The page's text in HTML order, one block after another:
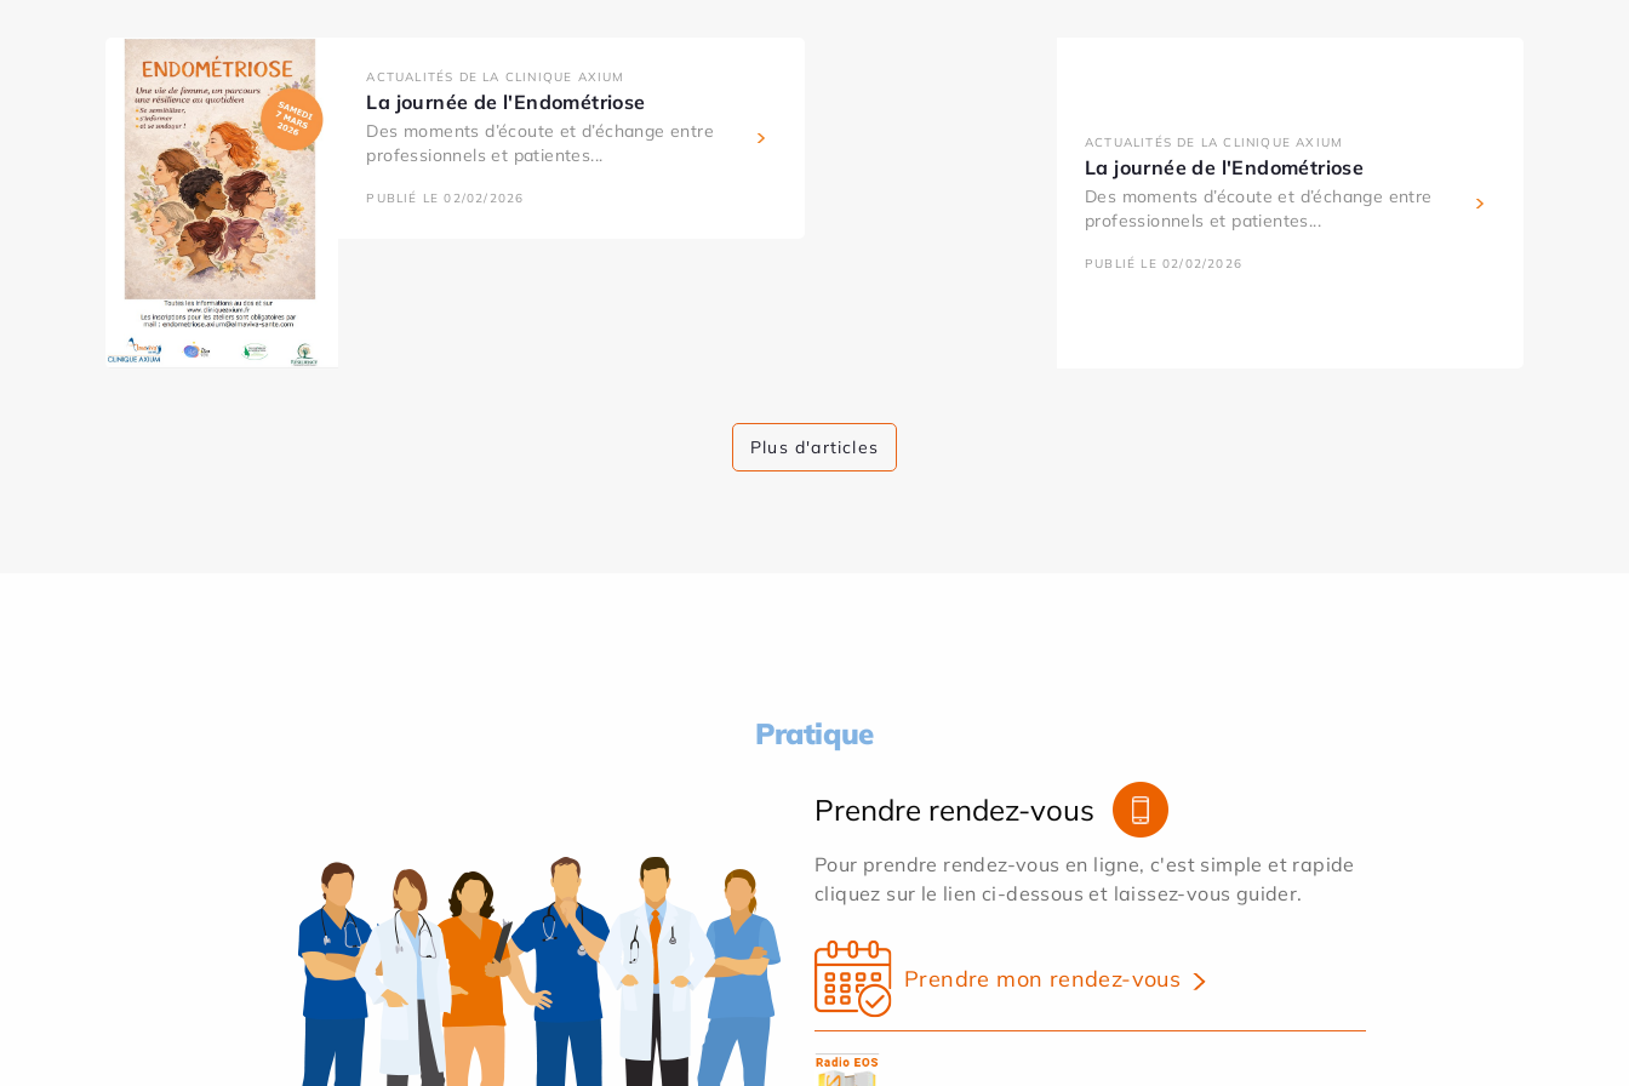
ACTUALITÉS DE LA CLINIQUE AXIUM
La journée de l'Endométriose
Des moments d’écoute et d’échange entre
professionnels et patientes...
PUBLIÉ LE 02/02/2026
ACTUALITÉS DE LA CLINIQUE AXIUM
La journée de l'Endométriose
Des moments d’écoute et d’échange entre
professionnels et patientes...
PUBLIÉ LE 02/02/2026
Plus d'articles
Pratique
Prendre rendez-vous
Pour prendre rendez-vous en ligne, c'est simple et rapide
cliquez sur le lien ci-dessous et laissez-vous guider.
Prendre mon rendez-vous